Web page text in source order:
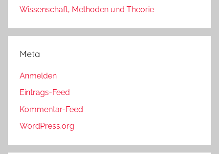
Wissenschaft, Methoden und Theorie
Meta
Anmelden
Eintrags-Feed
Kommentar-Feed
WordPress.org